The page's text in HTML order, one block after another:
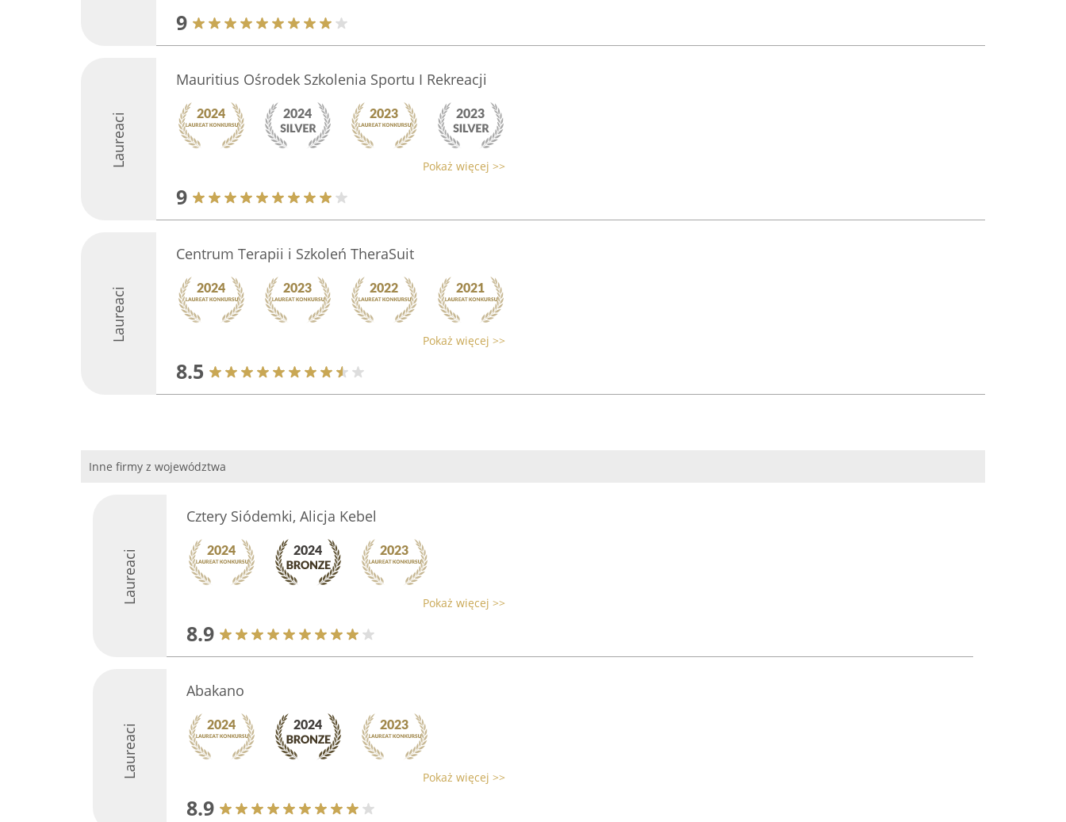
9
Laureaci
Mauritius Ośrodek Szkolenia Sportu I Rekreacji
Pokaż więcej >>
9
Laureaci
Centrum Terapii i Szkoleń TheraSuit
Pokaż więcej >>
8.5
Inne firmy z województwa
Laureaci
Cztery Siódemki, Alicja Kebel
Pokaż więcej >>
8.9
Laureaci
Abakano
Pokaż więcej >>
8.9